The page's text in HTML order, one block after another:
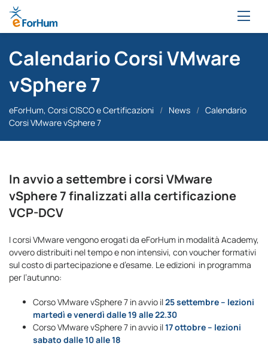
Calendario Corsi VMware
vSphere 7
eForHum, Corsi CISCO e Certificazioni / News / Calendario
Corsi VMware vSphere 7
In avvio a settembre i corsi VMware
vSphere 7 finalizzati alla certificazione
VCP-DCV
I corsi VMware vengono erogati da eForHum in modalità Academy,
ovvero distribuiti nel tempo e non intensivi, con voucher formativi
sul costo di partecipazione e d’esame. Le edizioni in programma
per l’autunno:
Corso VMware vSphere 7 in avvio il25 settembre – lezioni
martedì e venerdì dalle 19 alle 22.30
Corso VMware vSphere 7 in avvio il17 ottobre – lezioni
sabato dalle 10 alle 18